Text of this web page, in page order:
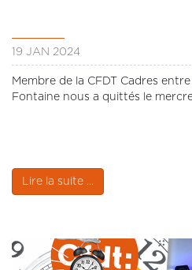
19 JAN 2024
Membre de la CFDT Cadres
Fontaine nous a quittés le
Lire la suite ...